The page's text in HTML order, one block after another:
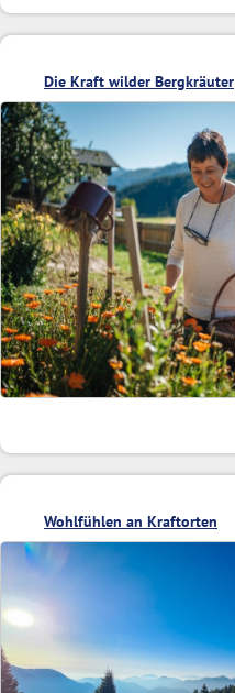
Die Kraft wilder Bergkräuter
Wohlfühlen an Kraftorten